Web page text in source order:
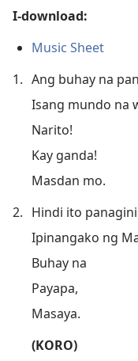
I-download:
Music Sheet
1. Ang buhay na
Isang mundo na
Narito!
Kay ganda!
Masdan mo.
2. Hindi ito
Ipinangako ng
Buhay na
Payapa,
Masaya.
(KORO)